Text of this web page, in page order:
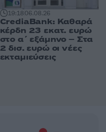
19:1806.08.26
CrediaBank: Καθαρά
κέρδη 23 εκατ. ευρώ
στο α΄ εξάμηνο – Στα
2 δισ. ευρώ οι νέες
εκταμιεύσεις